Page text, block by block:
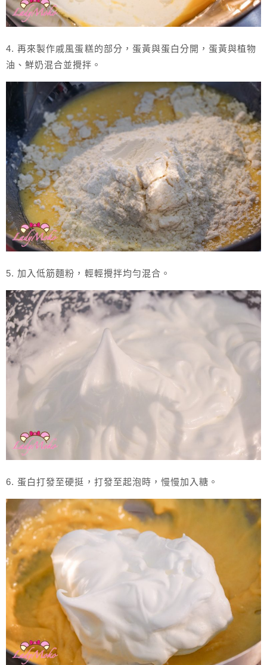
4. 再來製作戚風蛋糕的部分，蛋黃與蛋白分開，蛋黃與植物
油、鮮奶混合並攪拌。
5. 加入低筋麵粉，輕輕攪拌均勻混合。
6. 蛋白打發至硬挺，打發至起泡時，慢慢加入糖。